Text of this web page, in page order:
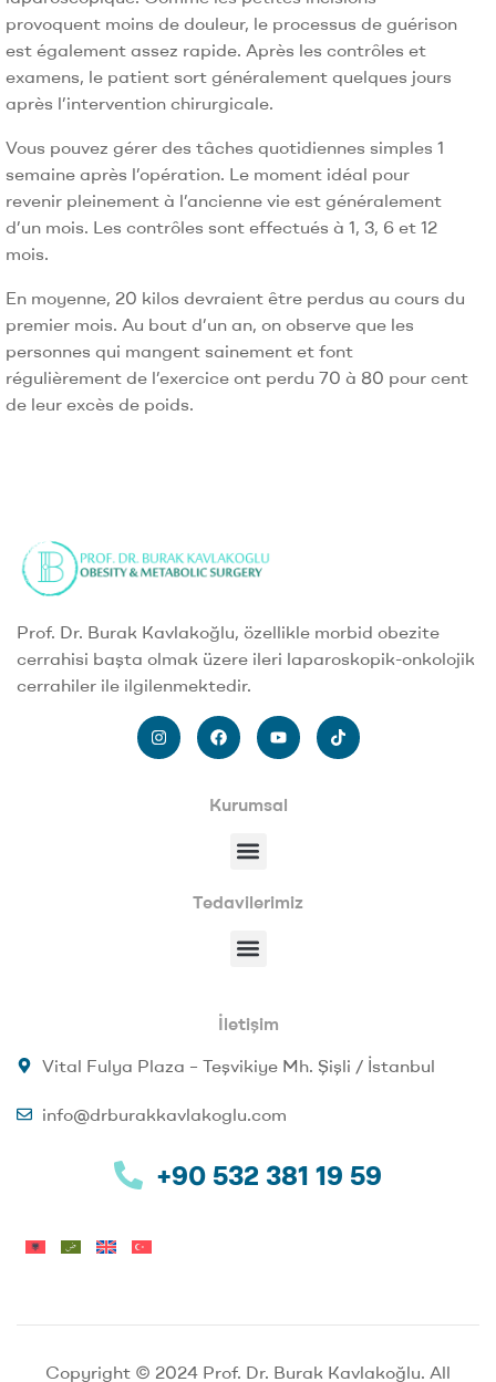
provoquent moins de douleur, le processus de guérison
est également assez rapide. Après les contrôles et
examens, le patient sort généralement quelques jours
après l’intervention chirurgicale.
Vous pouvez gérer des tâches quotidiennes simples 1
semaine après l’opération. Le moment idéal pour
revenir pleinement à l’ancienne vie est généralement
d’un mois. Les contrôles sont effectués à 1, 3, 6 et 12
mois.
En moyenne, 20 kilos devraient être perdus au cours du
premier mois. Au bout d’un an, on observe que les
personnes qui mangent sainement et font
régulièrement de l’exercice ont perdu 70 à 80 pour cent
de leur excès de poids.
Prof. Dr. Burak Kavlakoğlu, özellikle morbid obezite
cerrahisi başta olmak üzere ileri laparoskopik-onkolojik
cerrahiler ile ilgilenmektedir.
Kurumsal
Tedavilerimiz
İletişim
Vital Fulya Plaza – Teşvikiye Mh. Şişli / İstanbul
info@drburakkavlakoglu.com
+90 532 381 19 59
Copyright © 2024 Prof. Dr. Burak Kavlakoğlu. All